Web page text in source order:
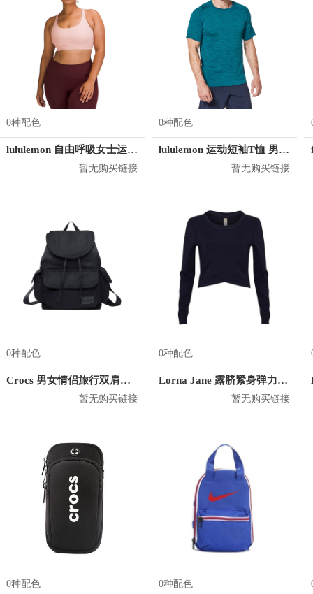
0种配色
lululemon 自由呼吸女士运动文胸
暂无购买链接
0种配色
lululemon 运动短袖T恤 男女同款 LM3AR7S
暂无购买链接
0种配色
Crocs 男女情侣旅行双肩背包 CB04A164073
暂无购买链接
0种配色
Lorna Jane 露脐紧身弹力长袖T恤 032028
暂无购买链接
0种配色 0种配色